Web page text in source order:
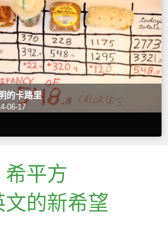
的卡路里
06-17
希平方
文的新希望